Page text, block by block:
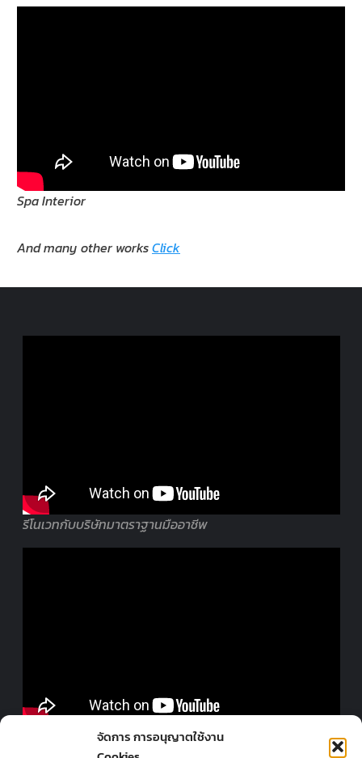
จัดการ การอนุญาตใช้งาน
Spa Interior
And many other worksClick
รีโนเวทกับบริษัทมาตราฐานมืออาชีพ
ออกแบบร้านโดยมืออาชีพ